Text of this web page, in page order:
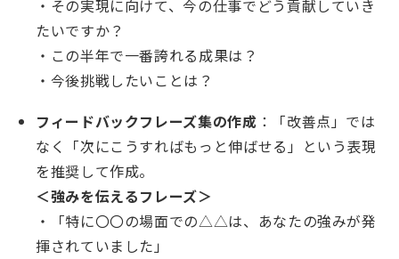
・その実現に向けて、今の仕事でどう貢献していき
たいですか？
・この半年で一番誇れる成果は？
・今後挑戦したいことは？
フィードバックフレーズ集の作成 ：「改善点」では
なく「次にこうすればもっと伸ばせる」という表現
を推奨して作成。
＜強みを伝えるフレーズ＞
・「特に〇〇の場面での△△は、あなたの強みが発
揮されていました」